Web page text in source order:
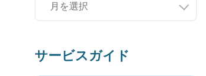
サービスガイド